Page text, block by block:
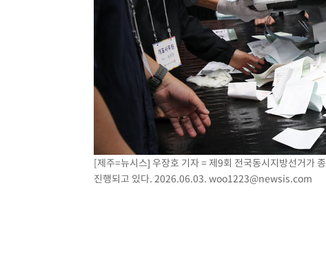
[제주=뉴시스] 우장호 기자 = 제9회 전국동시지방선거가
진행되고 있다. 2026.06.03. woo1223@newsis.com